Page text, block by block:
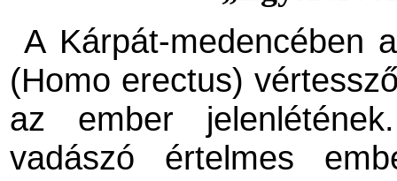
A Kárpát-medencében
(Homo erectus)
az ember
vadászó értelmes